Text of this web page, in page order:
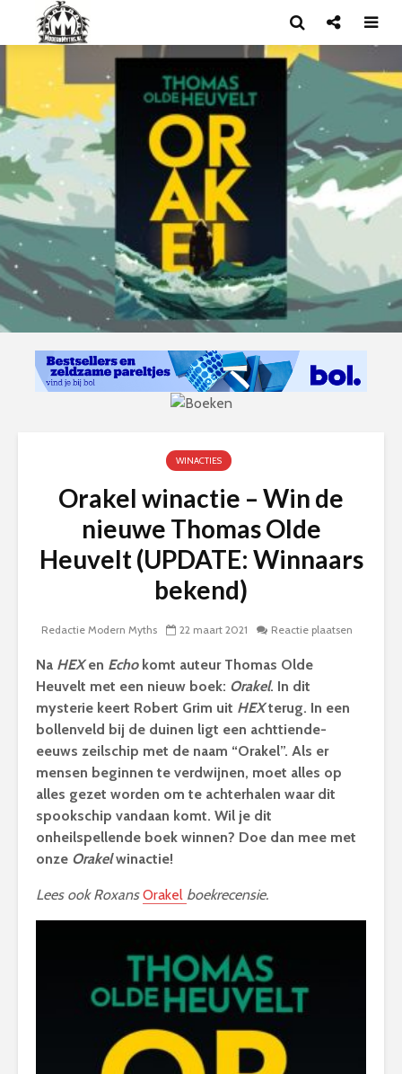
WINACTIES
Orakel winactie – Win de
nieuwe Thomas Olde
Heuvelt (UPDATE: Winnaars
bekend)
Redactie Modern Myths 22 maart 2021 Reactie plaatsen
Na HEXen Echo komt auteur Thomas Olde
Heuvelt met een nieuw boek: Orakel. In dit
mysterie keert Robert Grim uit HEXterug. In een
bollenveld bij de duinen ligt een achttiende-
eeuws zeilschip met de naam “Orakel”. Als er
mensen beginnen te verdwijnen, moet alles op
alles gezet worden om te achterhalen waar dit
spookschip vandaan komt. Wil je dit
onheilspellende boek winnen? Doe dan mee met
onze Orakelwinactie!
Lees ook Roxans Orakel boekrecensie.